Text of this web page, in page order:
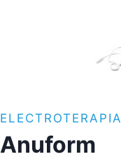
ELECTROTERAPIA
Anuform